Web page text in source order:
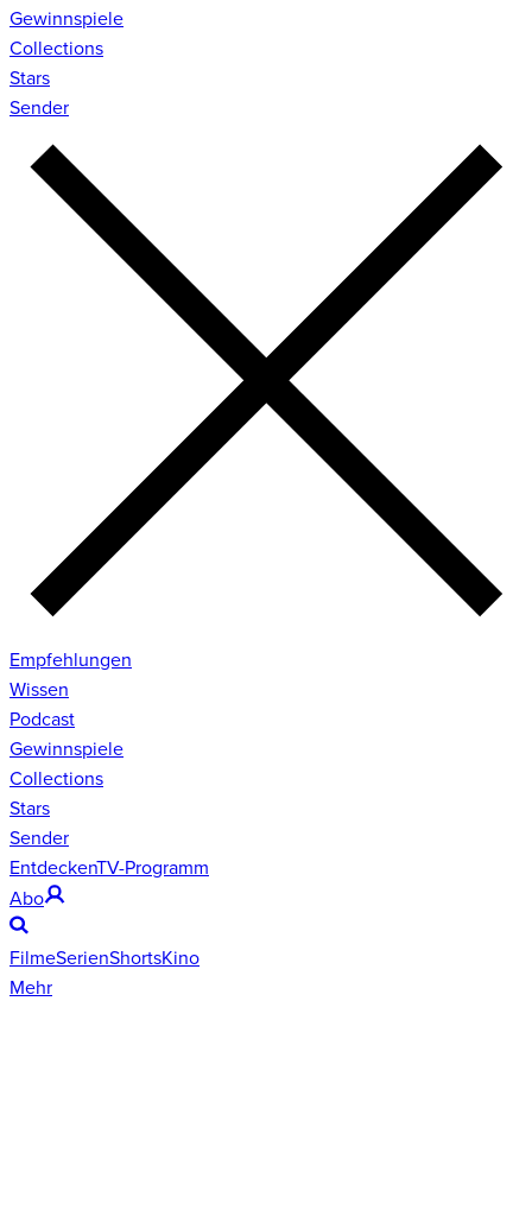
Gewinnspiele
Collections
Stars
Sender
Empfehlungen
Wissen
Podcast
Gewinnspiele
Collections
Stars
Sender
EntdeckenTV-Programm
Abo
FilmeSerienShortsKino
Mehr